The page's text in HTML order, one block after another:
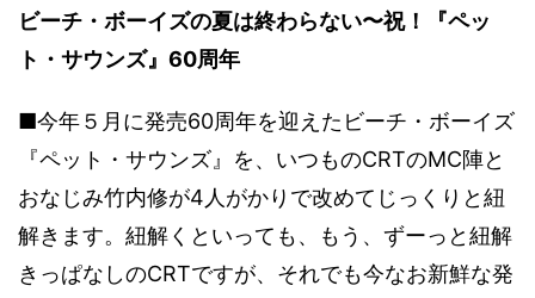
ビーチ・ボーイズの夏は終わらない〜祝！『ペッ
ト・サウンズ』60周年
■今年５月に発売60周年を迎えたビーチ・ボーイズ
『ペット・サウンズ』を、いつものCRTのMC陣と
おなじみ竹内修が4人がかりで改めてじっくりと紐
解きます。紐解くといっても、もう、ずーっと紐解
きっぱなしのCRTですが、それでも今なお新鮮な発